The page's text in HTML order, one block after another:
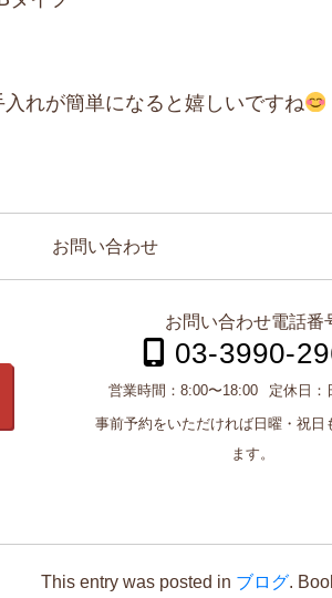
れが簡単になると嬉しいですね
お問い合わせ
お問い合わせ電話番
03-3990-
営業時間： 8:00〜18:00 定休日：
事前予約をいただければ日曜・祝日
ます。
This entry was posted in ブログ.